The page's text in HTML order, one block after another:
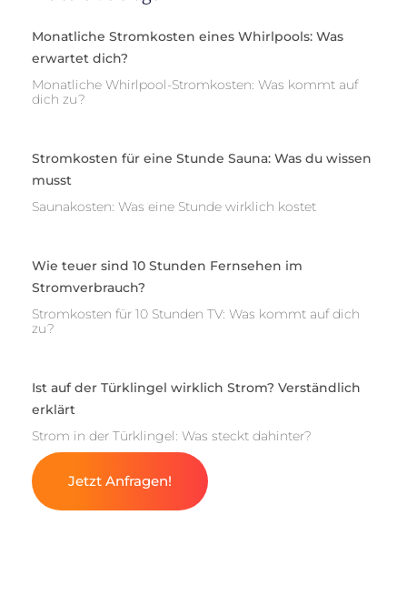
Monatliche Stromkosten eines Whirlpools: Was
erwartet dich?
Monatliche Whirlpool-Stromkosten: Was kommt auf
dich zu?
Stromkosten für eine Stunde Sauna: Was du wissen
musst
Saunakosten: Was eine Stunde wirklich kostet
Wie teuer sind 10 Stunden Fernsehen im
Stromverbrauch?
Stromkosten für 10 Stunden TV: Was kommt auf dich
zu?
Ist auf der Türklingel wirklich Strom? Verständlich
erklärt
Strom in der Türklingel: Was steckt dahinter?
Jetzt Anfragen!